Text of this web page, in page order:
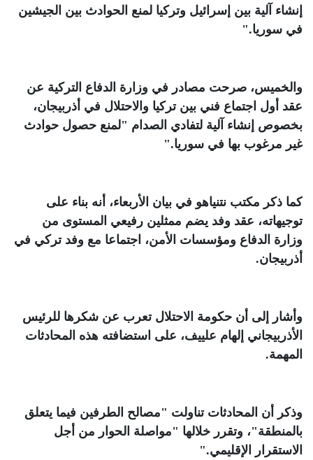
إنشاء آلية بين إسرائيل وتركيا لمنع الحوادث بين الجيشين
في سوريا".
والخميس، صرحت مصادر في وزارة الدفاع التركية عن
عقد أول اجتماع فني بين تركيا والاحتلال في أذربيجان،
بخصوص إنشاء آلية لتفادي الصدام "لمنع حصول حوادث
غير مرغوب بها في سوريا".
كما ذكر مكتب نتنياهو في بيان الأربعاء، أنه بناء على
توجيهاته، عقد وفد يضم ممثلين رفيعي المستوى من
وزارة الدفاع ومؤسسات الأمن، اجتماعا مع وفد تركي في
أذربيجان.
وأشار إلى أن حكومة الاحتلال تعرب عن شكرها للرئيس
الأذربيجاني إلهام علييف، على استضافته هذه المحادثات
المهمة.
وذكر أن المحادثات تناولت "مصالح الطرفين فيما يتعلق
بالمنطقة"، وتقرر خلالها "مواصلة الحوار من أجل
الاستقرار الإقليمي".